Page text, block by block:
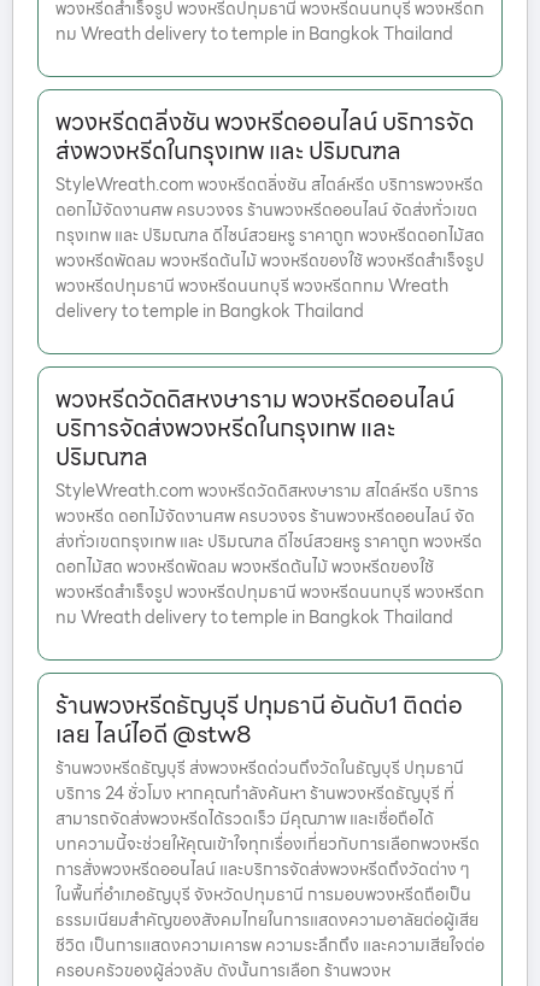
พวงหรีดสำเร็จรูป พวงหรีดปทุมธานี พวงหรีดนนทบุรี พวงหรีดก
ทม Wreath delivery to temple in Bangkok Thailand
พวงหรีดตลิ่งชัน พวงหรีดออนไลน์ บริการจัด
ส่งพวงหรีดในกรุงเทพ และ ปริมณฑล
StyleWreath.com พวงหรีดตลิ่งชัน สไตล์หรีด บริการพวงหรีด
ดอกไม้จัดงานศพ ครบวงจร ร้านพวงหรีดออนไลน์ จัดส่งทั่วเขต
กรุงเทพ และ ปริมณฑล ดีไซน์สวยหรู ราคาถูก พวงหรีดดอกไม้สด
พวงหรีดพัดลม พวงหรีดต้นไม้ พวงหรีดของใช้ พวงหรีดสำเร็จรูป
พวงหรีดปทุมธานี พวงหรีดนนทบุรี พวงหรีดกทม Wreath
delivery to temple in Bangkok Thailand
พวงหรีดวัดดิสหงษาราม พวงหรีดออนไลน์
บริการจัดส่งพวงหรีดในกรุงเทพ และ
ปริมณฑล
StyleWreath.com พวงหรีดวัดดิสหงษาราม สไตล์หรีด บริการ
พวงหรีด ดอกไม้จัดงานศพ ครบวงจร ร้านพวงหรีดออนไลน์ จัด
ส่งทั่วเขตกรุงเทพ และ ปริมณฑล ดีไซน์สวยหรู ราคาถูก พวงหรีด
ดอกไม้สด พวงหรีดพัดลม พวงหรีดต้นไม้ พวงหรีดของใช้
พวงหรีดสำเร็จรูป พวงหรีดปทุมธานี พวงหรีดนนทบุรี พวงหรีดก
ทม Wreath delivery to temple in Bangkok Thailand
ร้านพวงหรีดธัญบุรี ปทุมธานี อันดับ1 ติดต่อ
เลย ไลน์ไอดี @stw8
ร้านพวงหรีดธัญบุรี ส่งพวงหรีดด่วนถึงวัดในธัญบุรี ปทุมธานี
บริการ 24 ชั่วโมง หากคุณกำลังค้นหา ร้านพวงหรีดธัญบุรี ที่
สามารถจัดส่งพวงหรีดได้รวดเร็ว มีคุณภาพ และเชื่อถือได้
บทความนี้จะช่วยให้คุณเข้าใจทุกเรื่องเกี่ยวกับการเลือกพวงหรีด
การสั่งพวงหรีดออนไลน์ และบริการจัดส่งพวงหรีดถึงวัดต่าง ๆ
ในพื้นที่อำเภอธัญบุรี จังหวัดปทุมธานี การมอบพวงหรีดถือเป็น
ธรรมเนียมสำคัญของสังคมไทยในการแสดงความอาลัยต่อผู้เสีย
ชีวิต เป็นการแสดงความเคารพ ความระลึกถึง และความเสียใจต่อ
ครอบครัวของผู้ล่วงลับ ดังนั้นการเลือก ร้านพวงห